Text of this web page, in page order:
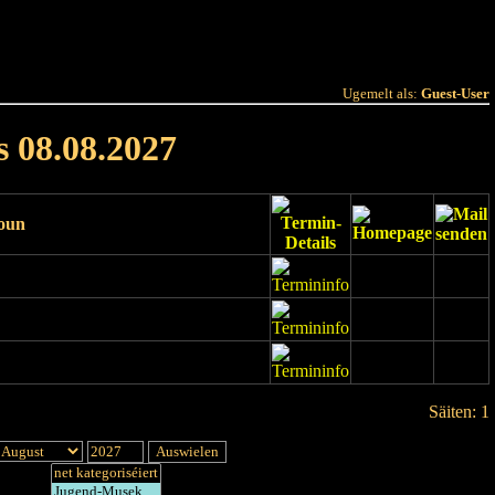
Ugemelt als: Guest-User
08.08.2027
Säiten: 1